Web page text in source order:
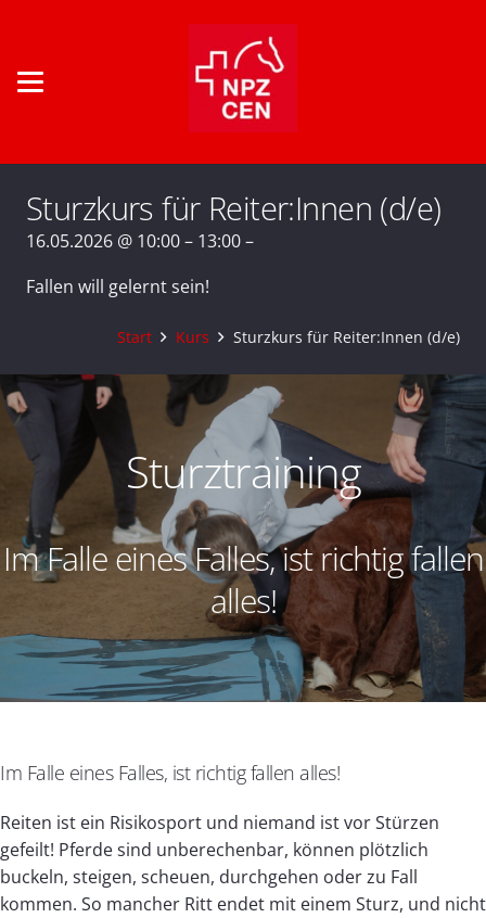
Sturzkurs für Reiter:Innen (d/e)
16.05.2026 @ 10:00 – 13:00 –
Fallen will gelernt sein!
Start Kurs Sturzkurs für Reiter:Innen (d/e)
Sturztraining
Im Falle eines Falles, ist richtig fallen
alles!
Im Falle eines Falles, ist richtig fallen alles!
Reiten ist ein Risikosport und niemand ist vor Stürzen
gefeilt! Pferde sind unberechenbar, können plötzlich
buckeln, steigen, scheuen, durchgehen oder zu Fall
kommen. So mancher Ritt endet mit einem Sturz, und nicht